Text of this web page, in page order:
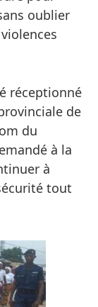
oublier
réceptionné
de
du
à la
à
tout